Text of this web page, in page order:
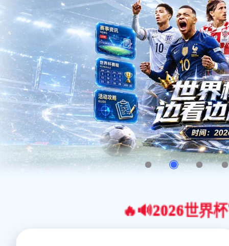
🔥🔊2026世界杯官网